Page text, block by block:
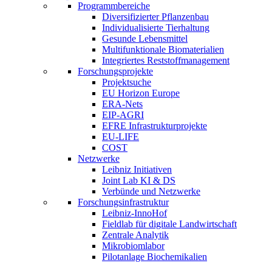
Programmbereiche
Diversifizierter Pflanzenbau
Individualisierte Tierhaltung
Gesunde Lebensmittel
Multifunktionale Biomaterialien
Integriertes Reststoffmanagement
Forschungsprojekte
Projektsuche
EU Horizon Europe
ERA-Nets
EIP-AGRI
EFRE Infrastrukturprojekte
EU-LIFE
COST
Netzwerke
Leibniz Initiativen
Joint Lab KI & DS
Verbünde und Netzwerke
Forschungsinfrastruktur
Leibniz-InnoHof
Fieldlab für digitale Landwirtschaft
Zentrale Analytik
Mikrobiomlabor
Pilotanlage Biochemikalien